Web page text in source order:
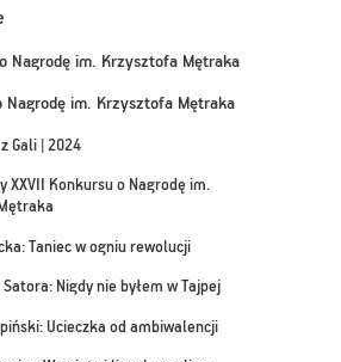
Nagrodę im. Krzysztofa Mętraka
Nagrodę im. Krzysztofa Mętraka
Gali | 2024
XXVII Konkursu o Nagrodę im.
Taniec w ogniu rewolucji
Satora: Nigdy nie byłem w Tajpej
Ucieczka od ambiwalencji